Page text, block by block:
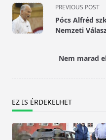
<span
class="nav-
subtitle
PREVIOUS POST
Pócs Alfréd
Nemzeti
Nem marad
EZ IS ÉRDEKELHET